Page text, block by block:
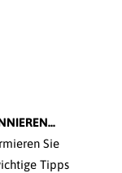
Sie
Tipps